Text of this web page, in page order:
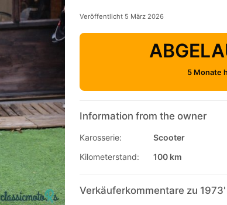
Veröffentlicht 5 März 2026
5 Monate
Information from the owner
Karosserie:
Scooter
Kilometerstand:
100 km
Verkäuferkommentare zu